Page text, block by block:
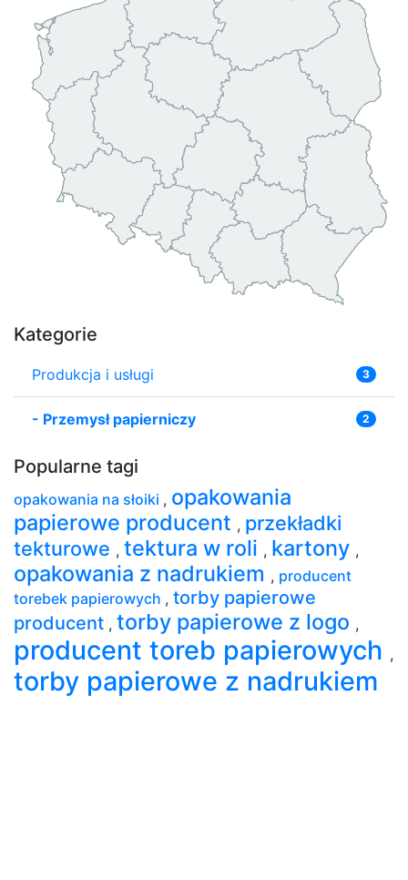
Kategorie
Produkcja i usługi 3
- Przemysł papierniczy 2
Popularne tagi
opakowania na słoiki , opakowania
papierowe producent , przekładki
tekturowe , tektura w roli , kartony ,
opakowania z nadrukiem , producent
torebek papierowych , torby papierowe
producent , torby papierowe z logo ,
producent toreb papierowych ,
torby papierowe z nadrukiem